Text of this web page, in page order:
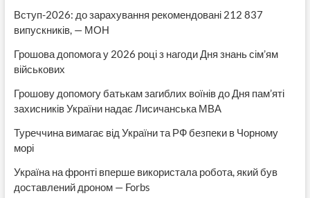
Вступ-2026: до зарахування рекомендовані 212 837
випускників, — МОН
Грошова допомога у 2026 році з нагоди Дня знань сім’ям
військових
Грошову допомогу батькам загиблих воїнів до Дня пам’яті
захисників України надає Лисичанська МВА
Туреччина вимагає від України та РФ безпеки в Чорному
морі
Україна на фронті вперше використала робота, який був
доставлений дроном — Forbs